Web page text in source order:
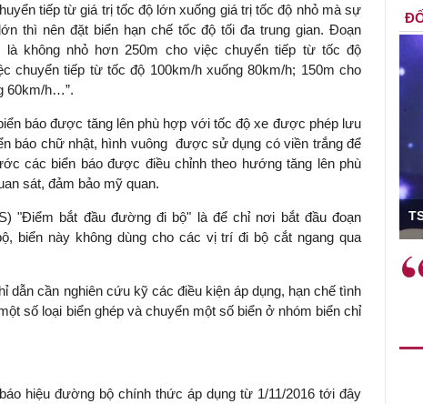
tiếp từ giá trị tốc độ lớn xuống giá trị tốc độ nhỏ mà sự
thì nên đặt biển hạn chế tốc độ tối đa trung gian. Đoạn
không nhỏ hơn 250m cho việc chuyển tiếp từ tốc độ
chuyển tiếp từ tốc độ 100km/h xuống 80km/h; 150m cho
60km/h…”.
báo được tăng lên phù hợp với tốc độ xe được phép lưu
báo chữ nhật, hình vuông được sử dụng có viền trắng để
các biển báo được điều chỉnh theo hướng tăng lên phù
sát, đảm bảo mỹ quan.
"Điểm bắt đầu đường đi bộ" là để chỉ nơi bắt đầu đoạn
biển này không dùng cho các vị trí đi bộ cắt ngang qua
dẫn cần nghiên cứu kỹ các điều kiện áp dụng, hạn chế tình
số loại biển ghép và chuyển một số biển ở nhóm biển chỉ
hiệu đường bộ chính thức áp dụng từ 1/11/2016 tới đây
và trên thực tế
hành như tăng
học công
các cơ chế
mới sáng tạo,
sách tài khóa không chỉ mang ý
nghĩa hỗ trợ ngắn hạn mà còn
đóng vai trò tạo nền tảng cho